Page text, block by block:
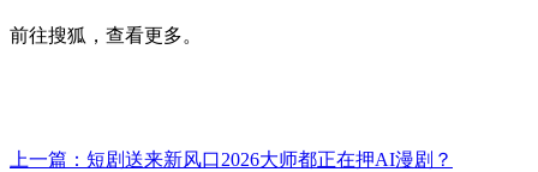
前往搜狐，查看更多。
上一篇： 短剧送来新风口2026大师都正在押AI漫剧？